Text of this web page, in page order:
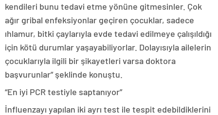
kendileri bunu tedavi etme yönüne gitmesinler. Çok
ağır gribal enfeksiyonlar geçiren çocuklar, sadece
ıhlamur, bitki çaylarıyla evde tedavi edilmeye çalışıldığı
için kötü durumlar yaşayabiliyorlar. Dolayısıyla ailelerin
çocuklarıyla ilgili bir şikayetleri varsa doktora
başvurunlar” şeklinde konuştu.
“En iyi PCR testiyle saptanıyor”
İnfluenzayı yapılan iki ayrı test ile tespit edebildiklerini